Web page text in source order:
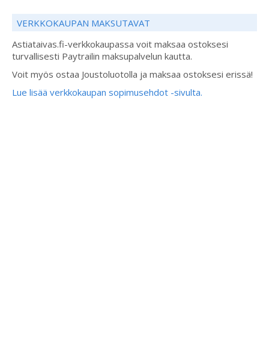
VERKKOKAUPAN MAKSUTAVAT
Astiataivas.fi-verkkokaupassa voit maksaa ostoksesi
turvallisesti Paytrailin maksupalvelun kautta.
Voit myös ostaa Joustoluotolla ja maksaa ostoksesi erissä!
Lue lisää verkkokaupan sopimusehdot -sivulta.